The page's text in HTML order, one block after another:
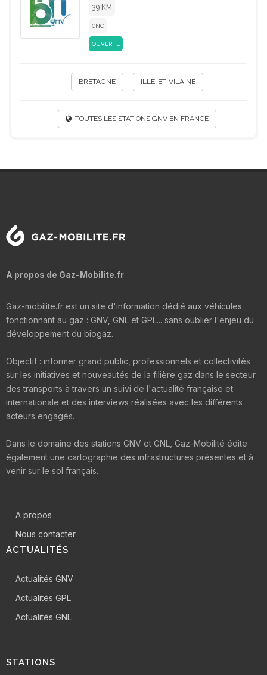
39 KM
GNC
OUVERTE
BRETAGNE ILLE-ET-VILAINE
TOUTES LES STATIONS GNV EN FRANCE
A propos de Gaz-Mobilite.fr
Gaz-mobilite.fr est un site d'information dédié aux véhicules
fonctionnant au gaz : GNV, GNL et GPL... sans oublier l'enjeu du
développement du biogaz.
Objectif : informer grand public, professionnels et collectivités
sur les initiatives et nouveautés de la filière gaz dans le secteur
des transports à travers un suivi de l'actualité française et
internationale et des interviews réalisées avec les différents
acteurs engagés.
Dans le domaine des stations GNV et GNL, Gaz-Mobilité édite
également une cartographie des infrastructures présentes et à
venir sur le sol français.
A propos
Nous contacter
ACTUALITÉS
Actualités GNV
Actualités GPL
Actualités GNL
STATIONS